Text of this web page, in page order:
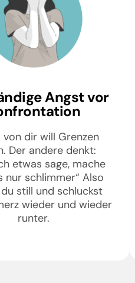
Angst vor
von dir will Grenzen
Der andere denkt:
etwas sage, mache
nur schlimmer“ Also
still und schluckst
wieder und wieder
runter.